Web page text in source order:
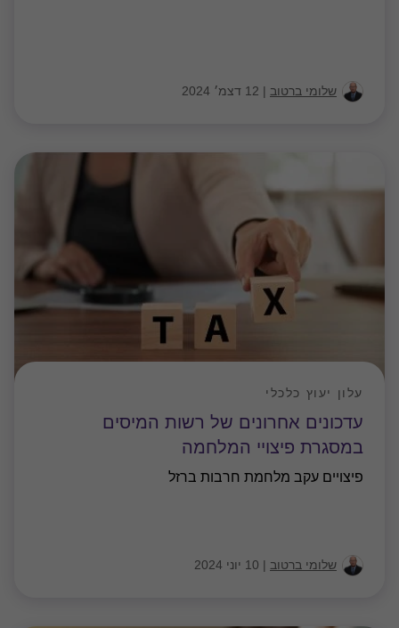
שלומי ברטוב | 12 דצמ׳ 2024
עדכונים אחרונים של רשות המיסים
במסגרת פיצויי המלחמה
עלון יעוץ כלכלי
פיצויים עקב מלחמת חרבות ברזל
שלומי ברטוב | 10 יוני 2024